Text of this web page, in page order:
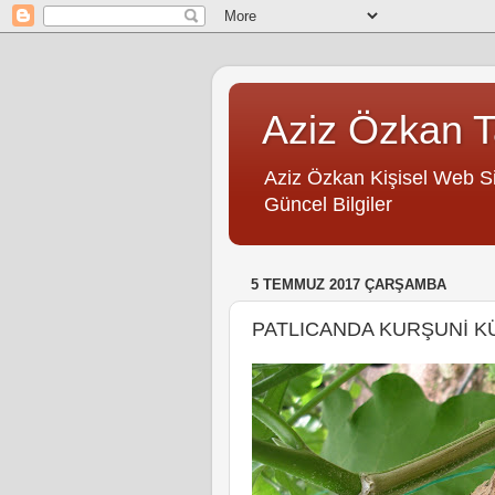
Aziz Özkan
Aziz Özkan Kişisel Web
Güncel Bilgiler
5 TEMMUZ 2017 ÇARŞAMBA
PATLICANDA KURŞUNİ